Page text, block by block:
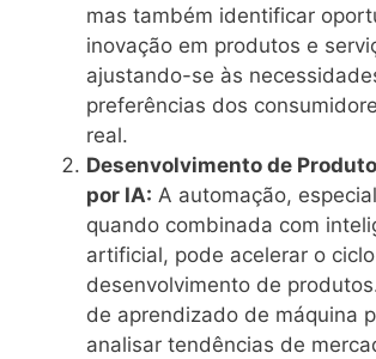
mas também identificar
inovação em produtos e
ajustando-se às
preferências dos
real.
Desenvolvimento de
por IA: A automação,
quando combinada com
artificial, pode acelerar o
desenvolvimento de
de aprendizado de máquina
analisar tendências de